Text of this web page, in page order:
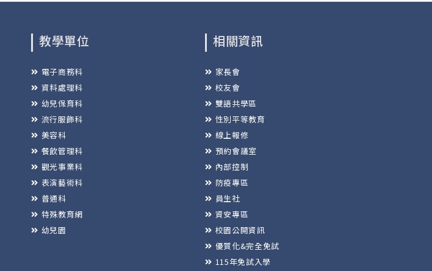
教學單位
電子商務科
資料處理科
幼兒保育科
流行服飾科
美容科
餐飲管理科
觀光事業科
表演藝術科
普通科
特殊教育網
幼兒園
相關資訊
家長會
校友會
雙語共學區
性別平等教育
線上報修
預約會議室
內部控制
防疫專區
員生社
資安專區
校園公開資訊
優質化&完全免試
115年免試入學